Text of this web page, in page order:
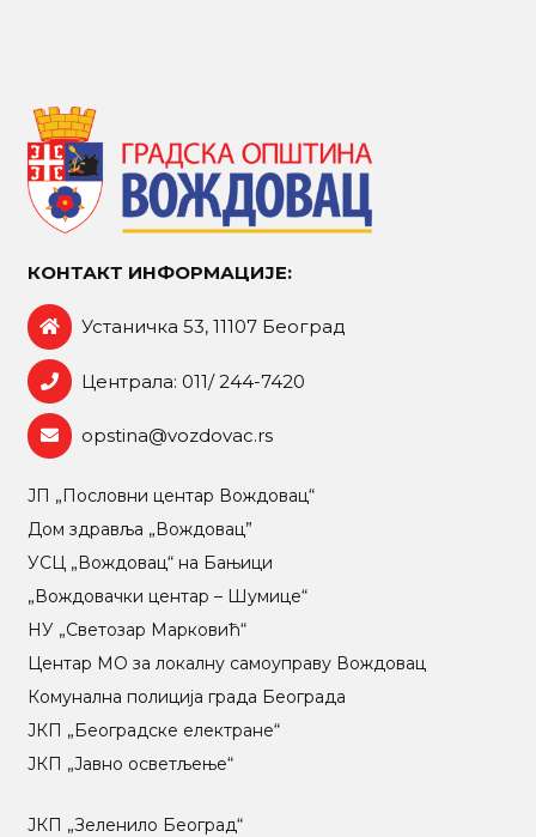
КОНТАКТ ИНФОРМАЦИЈЕ:
Устаничка 53, 11107 Београд
Централа: 011/ 244-7420
opstina@vozdovac.rs
ЈП „Пословни центар Вождовац“
Дом здравља „Вождовац”
УСЦ „Вождовац“ на Бањици
„Вождовачки центар – Шумице“
НУ „Светозар Марковић“
Центар МO за локалну самоуправу Вождовац
Комунална полиција града Београда
ЈКП „Београдске електране“
ЈКП „Јавно осветљење“
ЈКП „Зеленило Београд“